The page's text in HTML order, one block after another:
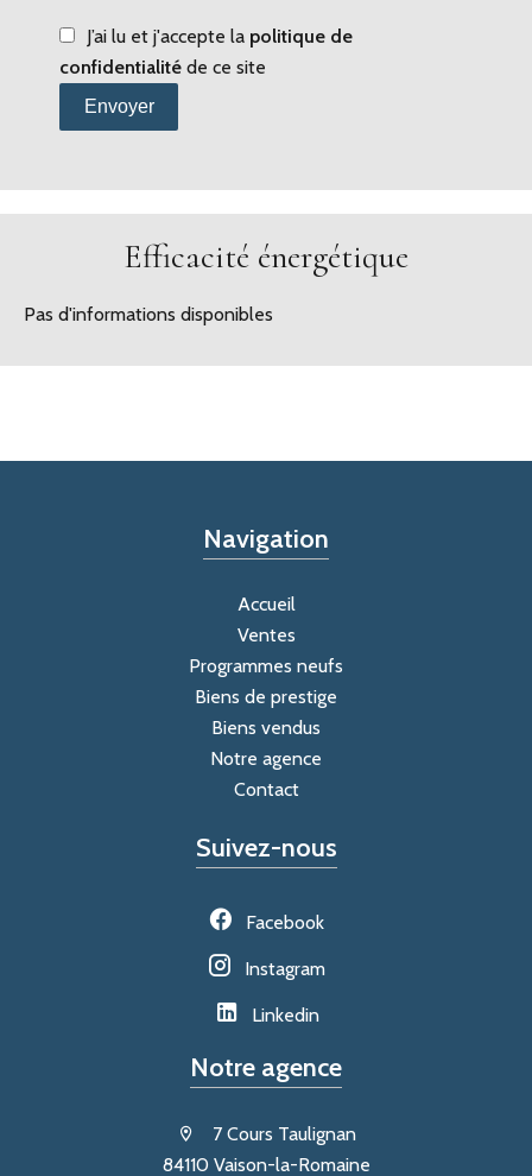
J’ai lu et j'accepte la politique de
confidentialité de ce site
Envoyer
Efficacité énergétique
Pas d'informations disponibles
Navigation
Accueil
Ventes
Programmes neufs
Biens de prestige
Biens vendus
Notre agence
Contact
Suivez-nous
Facebook
Instagram
Linkedin
Notre agence
7 Cours Taulignan
84110 Vaison-la-Romaine